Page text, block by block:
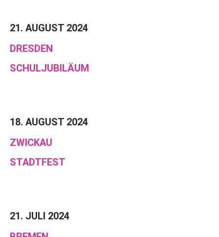
21. AUGUST 2024
DRESDEN
SCHULJUBILÄUM
18. AUGUST 2024
ZWICKAU
STADTFEST
21. JULI 2024